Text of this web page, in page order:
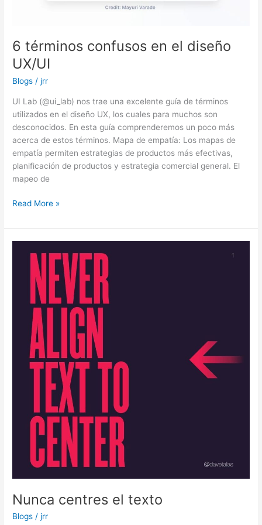
6 términos confusos en el diseño
UX/UI
Blogs /jrr
UI Lab (@ui_lab) nos trae una excelente guía de términos
utilizados en el diseño UX, los cuales para muchos son
desconocidos. En esta guía comprenderemos un poco más
acerca de estos términos. Mapa de empatía: Los mapas de
empatía permiten estrategias de productos más efectivas,
planificación de productos y estrategia comercial general. El
mapeo de
Read More »
Nunca centres el texto
Blogs /jrr
centres